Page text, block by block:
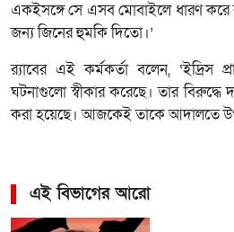
একইসঙ্গে সে এসব মোবাইলে ধারণ
জন্য জিনের হুমকি দিতো।’
র‌্যাবের এই কর্মকর্তা বলেন, ‘ইদ্রিস
ঘটনাগুলো স্বীকার করেছে। তার বিরুদ্ধে
করা হয়েছে। আজকেই তাকে আদালতে
এই বিভাগের আরো